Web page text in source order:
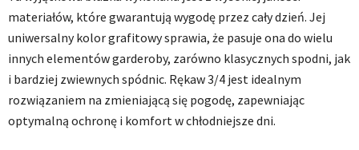
materiałów, które gwarantują wygodę przez cały dzień. Jej
uniwersalny kolor grafitowy sprawia, że pasuje ona do wielu
innych elementów garderoby, zarówno klasycznych spodni, jak
i bardziej zwiewnych spódnic. Rękaw 3/4 jest idealnym
rozwiązaniem na zmieniającą się pogodę, zapewniając
optymalną ochronę i komfort w chłodniejsze dni.